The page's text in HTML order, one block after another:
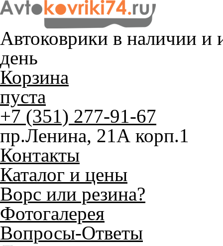
Автоковрики в наличии и
день
Корзина
пуста
+7 (351) 277-91-67
пр.Ленина, 21А корп.1
Контакты
Каталог и цены
Ворс или резина?
Фотогалерея
Вопросы-Ответы